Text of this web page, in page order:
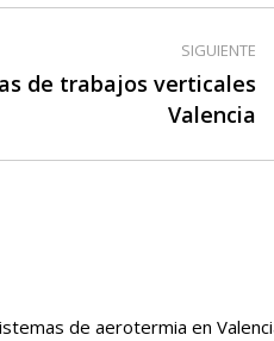
SIGUIENTE
de trabajos verticales
Valencia
de aerotermia en